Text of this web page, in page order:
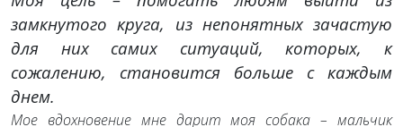
замкнутого круга, из непонятных зачастую
для них самих ситуаций, которых, к
сожалению, становится больше с каждым
днем.
Мое вдохновение мне дарит моя собака – мальчик